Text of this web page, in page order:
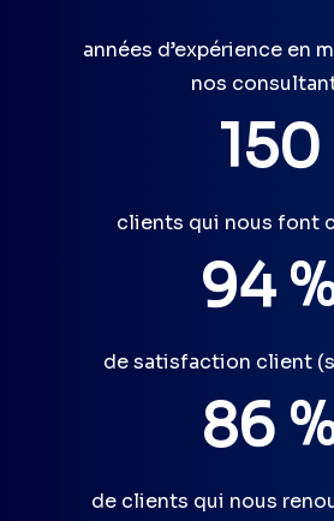
années d’expérience en
nos
150
clients qui nous font
94
de satisfaction client
86
de clients qui nous